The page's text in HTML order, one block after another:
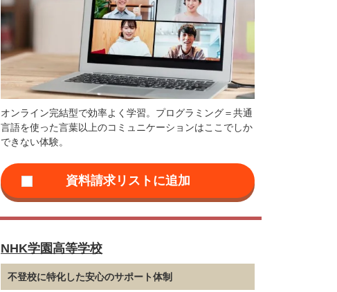
オンライン完結型で効率よく学習。プログラミング＝共通
言語を使った言葉以上のコミュニケーションはここでしか
できない体験。
NHK学園高等学校
不登校に特化した安心のサポート体制